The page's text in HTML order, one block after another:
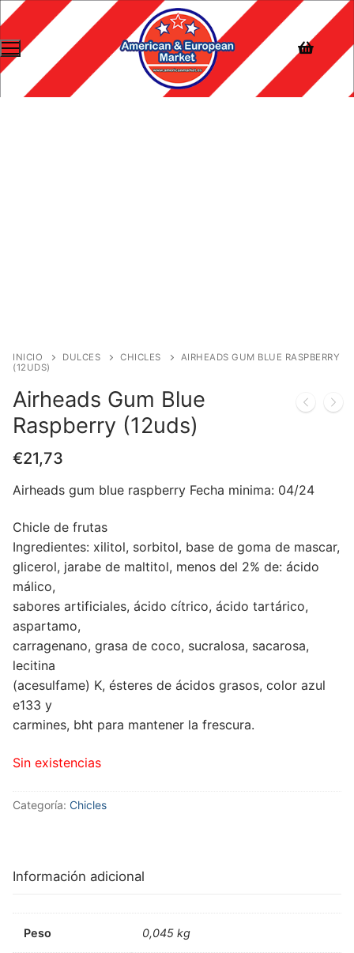
INICIO DULCES CHICLES
AIRHEADS GUM BLUE RASPBERRY
(12UDS)
Airheads Gum Blue
Raspberry (12uds)
€21,73
Airheads gum blue raspberry Fecha minima: 04/24
Chicle de frutas
Ingredientes: xilitol, sorbitol, base de goma de mascar,
glicerol, jarabe de maltitol, menos del 2% de: ácido
málico,
sabores artificiales, ácido cítrico, ácido tartárico,
aspartamo,
carragenano, grasa de coco, sucralosa, sacarosa,
lecitina
(acesulfame) K, ésteres de ácidos grasos, color azul
e133 y
carmines, bht para mantener la frescura.
Sin existencias
Categoría: Chicles
Información adicional
Peso 0,045 kg